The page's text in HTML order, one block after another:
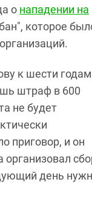
о нападении на
которое
к шести годам
штраф в 600
не будет
приговор, и он
организовал
день